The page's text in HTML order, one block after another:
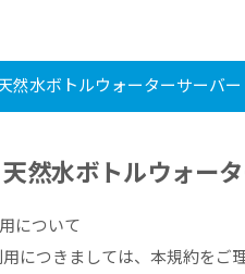
然水ボトルウォーターサーバー
天然水ボトルウォー
について
につきましては、本規約をご